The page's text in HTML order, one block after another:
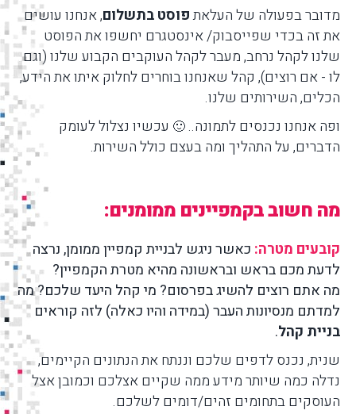
מדובר בפעולה של העלאתפוסט בתשלום, אנחנו עושים
את זה בכדי שפייסבוק/ אינסטגרם יחשפו את הפוסט
שלנו לקהל נרחב, מעבר לקהל העוקבים הקבוע שלנו (וגם
לו - אם רוצים), קהל שאנחנו בוחרים לחלוק איתו את הידע,
הכלים, השירותים שלנו.
ופה אנחנו נכנסים לתמונה.. 🙂 עכשיו נצלול לעומק
הדברים, על התהליך ומה בעצם כולל השירות.
מה חשוב בקמפיינים ממומנים:
קובעים מטרה: כאשר ניגש לבניית קמפיין ממומן, נרצה
לדעת מכם בראש ובראשונה מהיא מטרת הקמפיין?
מה אתם רוצים להשיג בפרסום? מי קהל היעד שלכם? מה
למדתם מנסיונות העבר (במידה והיו כאלה) לזה קוראים
בניית קהל.
שנית, נכנס לדפים שלכם וננתח את הנתונים הקיימים,
נדלה כמה שיותר מידע ממה שקיים אצלכם וכמובן אצל
העוסקים בתחומים זהים/דומים לשלכם.